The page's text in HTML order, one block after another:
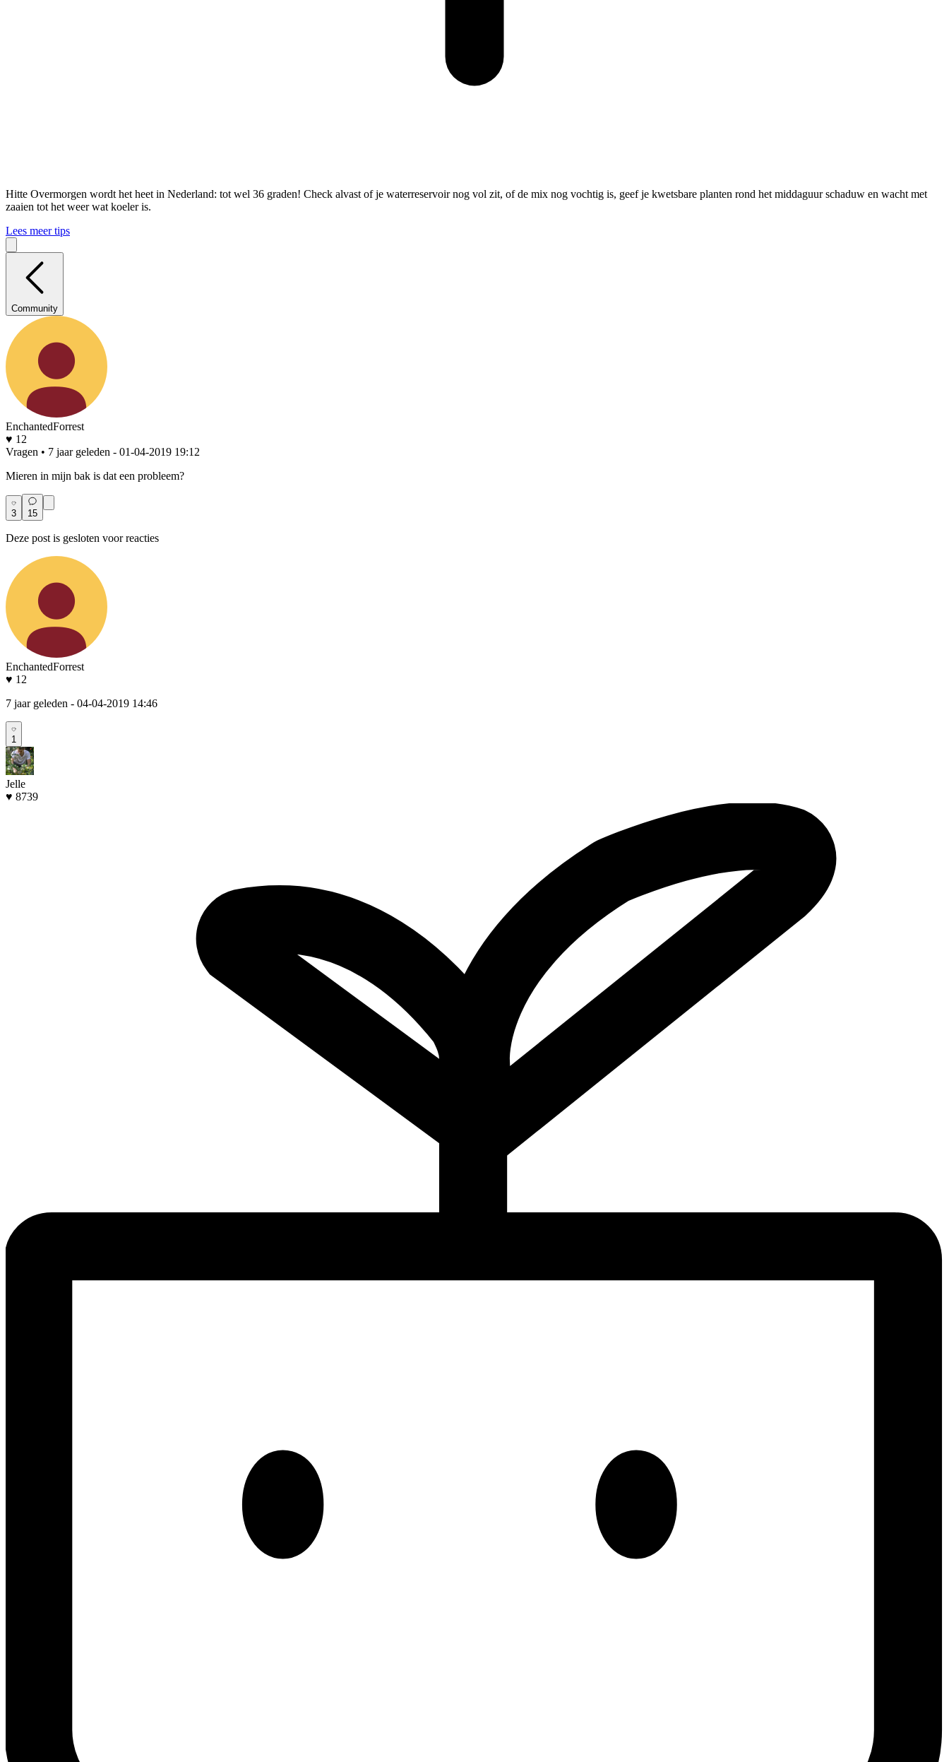
Hitte Overmorgen wordt het heet in Nederland: tot wel 36 graden! Check alvast of je waterreservoir nog vol zit, of de mix nog vochtig is, geef je kwetsbare planten rond het middaguur schaduw en wacht met
zaaien tot het weer wat koeler is.
Lees meer tips
Community
EnchantedForrest
♥ 12
Vragen • 7 jaar geleden - 01-04-2019 19:12
Mieren in mijn bak is dat een probleem?
3 15
Deze post is gesloten voor reacties
EnchantedForrest
♥ 12
7 jaar geleden - 04-04-2019 14:46
1
Jelle
♥ 8739